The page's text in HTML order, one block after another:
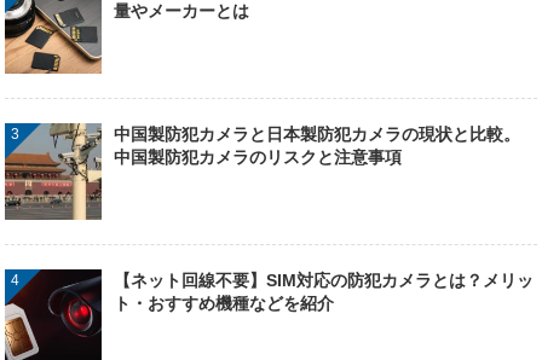
量やメーカーとは
中国製防犯カメラと日本製防犯カメラの現状と比較。
中国製防犯カメラのリスクと注意事項
【ネット回線不要】SIM対応の防犯カメラとは？メリッ
ト・おすすめ機種などを紹介